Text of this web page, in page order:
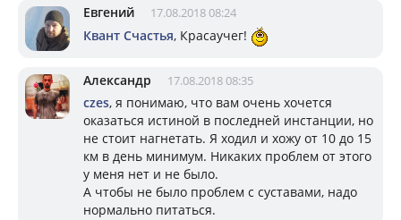
Евгений 17.08.2018 08:24
Квант Счастья, Красаучег!
Александр 17.08.2018 08:35
czes, я понимаю, что вам очень хочется
оказаться истиной в последней инстанции, но
не стоит нагнетать. Я ходил и хожу от 10 до 15
км в день минимум. Никаких проблем от этого
у меня нет и не было.
А чтобы не было проблем с суставами, надо
нормально питаться.